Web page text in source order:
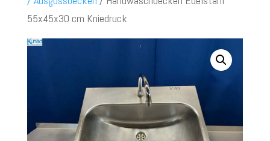
55x45x30 cm Kniedruck